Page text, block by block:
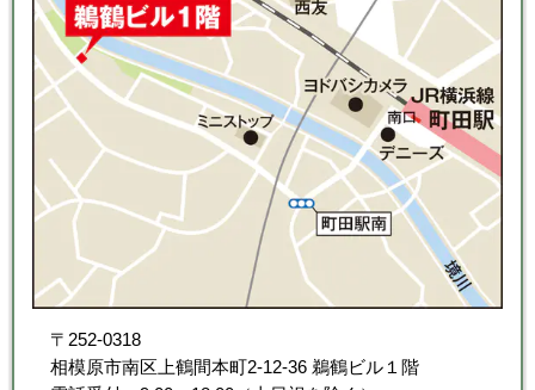
〒252-0318
相模原市南区上鶴間本町2-12-36 鵜鶴ビル１階